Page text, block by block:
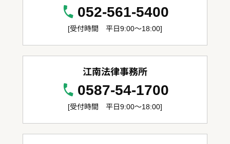
052-561-5400
[受付時間 平日9:00～18:00]
江南法律事務所
0587-54-1700
[受付時間 平日9:00～18:00]